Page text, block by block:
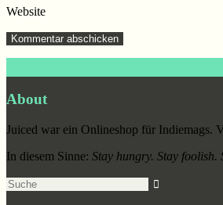
Website
About
Juiced war ein Onlineshop für Indiemags.
In diesem Sinne: Stay hungry. Stay foolish.
Suche